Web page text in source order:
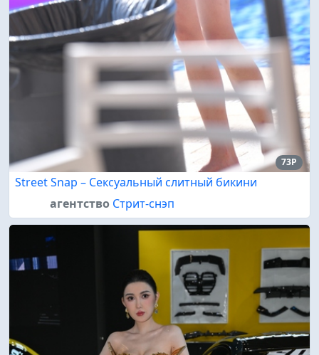
73P
Street Snap – Сексуальный слитный бикини
агентство Стрит-снэп